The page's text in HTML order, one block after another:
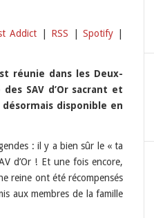
Spotify
Addict RSS Spotify
réunie dans les Deux-
SAV d’Or sacrant et
disponible en
: il y a bien sûr le « ta
d’Or ! Et une fois encore,
reine ont été récompensés
aux membres de la famille